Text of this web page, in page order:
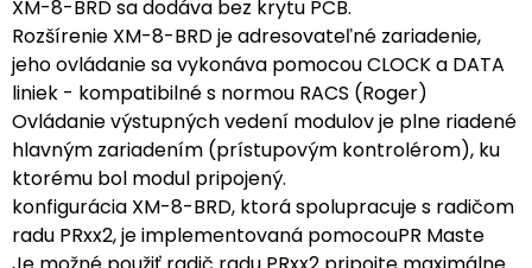
XM-8-BRD sa dodáva bez krytu PCB.
Rozšírenie XM-8-BRD je adresovateľné zariadenie,
jeho ovládanie sa vykonáva pomocou CLOCK a DATA
liniek - kompatibilné s normou RACS (Roger)
Ovládanie výstupných vedení modulov je plne riadené
hlavným zariadením (prístupovým kontrolérom), ku
ktorému bol modul pripojený.
konfigurácia XM-8-BRD, ktorá spolupracuje s radičom
radu PRxx2, je implementovaná pomocouPR Maste